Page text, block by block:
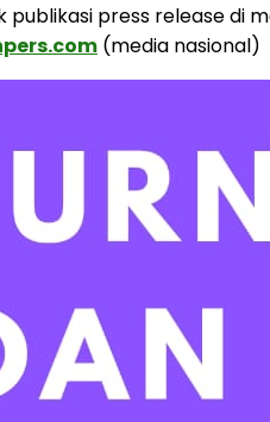
publikasi press release di
(media nasional)